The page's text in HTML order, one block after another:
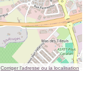
Corriger l’adresse ou la localisation